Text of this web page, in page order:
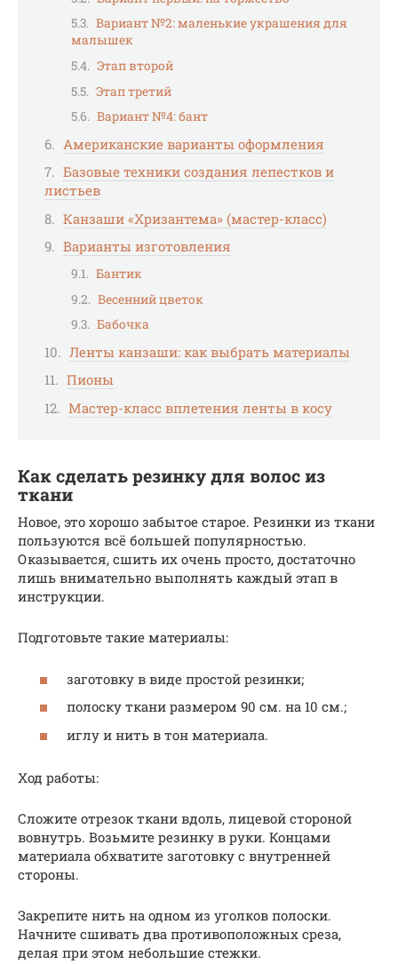
Вариант №2: маленькие украшения для
малышек
Этап второй
Этап третий
Вариант №4: бант
Американские варианты оформления
Базовые техники создания лепестков и
листьев
Канзаши «Хризантема» (мастер-класс)
Варианты изготовления
Бантик
Весенний цветок
Бабочка
Ленты канзаши: как выбрать материалы
Пионы
Мастер-класс вплетения ленты в косу
Как сделать резинку для волос из
ткани
Новое, это хорошо забытое старое. Резинки из ткани
пользуются всё большей популярностью.
Оказывается, сшить их очень просто, достаточно
лишь внимательно выполнять каждый этап в
инструкции.
Подготовьте такие материалы:
заготовку в виде простой резинки;
полоску ткани размером 90 см. на 10 см.;
иглу и нить в тон материала.
Ход работы:
Сложите отрезок ткани вдоль, лицевой стороной
вовнутрь. Возьмите резинку в руки. Концами
материала обхватите заготовку с внутренней
стороны.
Закрепите нить на одном из уголков полоски.
Начните сшивать два противоположных среза,
делая при этом небольшие стежки.